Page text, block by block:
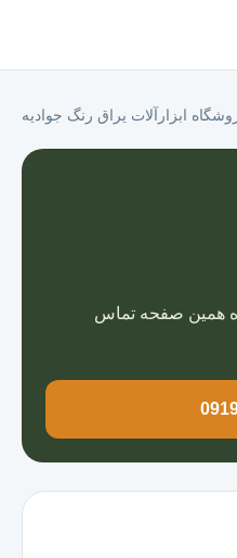
ابزارآلات یراق رنگ جوادیه
همین صفحه تماس